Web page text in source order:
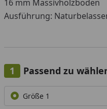
16 mm Massivholzboden
Ausführung:
Passend zu
Alle anzeigen (5)
Größe 1